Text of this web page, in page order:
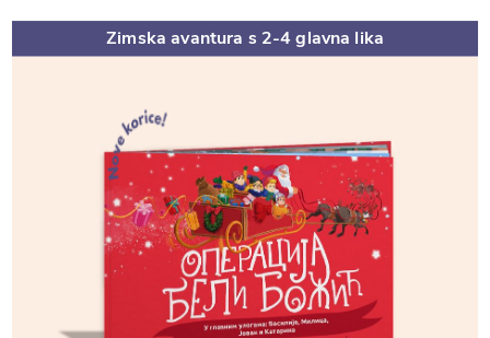
Zimska avantura s 2-4 glavna lika